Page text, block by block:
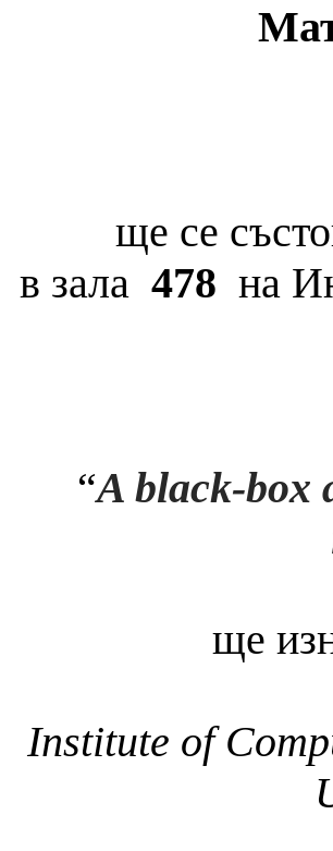
ще се
в зала 478 на
“A black-box
ще
Institute of